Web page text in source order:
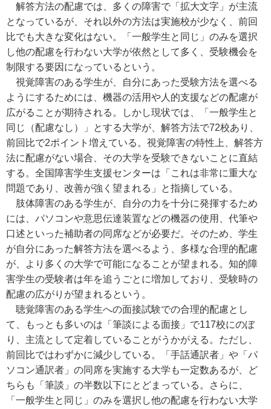
解答方法の配慮では、多くの障害で「拡大文字」が主流
となっているが、それ以外の方法は実施校が少なく、前回
比でも大きな変化はない。「一般学生と同じ」のみを選択
し他の配慮を行わない大学が依然として多く、受験機会を
制限する要因になっているという。
視覚障害のある学生が、自分にあった受験方法を選べる
ようにするためには、機器の活用や人的支援などの配慮が
広がることが期待される。しかし現状では、「一般学生と
同じ（配慮なし）」とする大学が、解答方法で72校あり、
前回比で2ポイント増えている。視覚障害の特性上、解答方
法に配慮がない場合、その大学を受験できないことに直結
する。全国障害学生支援センターは「これは非常に重大な
問題であり、改善が強く望まれる」と指摘している。
肢体障害のある学生が、自分の力を十分に発揮するため
には、パソコンや意思伝達装置などの機器の使用、代筆や
口述といった補助者の同席などが必要だ。そのため、学生
が自分にあった解答方法を選べるよう、多様な合理的配慮
が、より多くの大学で可能になることが望まれる。知的障
害学生の受験者は年を追うごとに増加しており、受験時の
配慮の広がりが望まれるという。
聴覚障害のある学生への面接試験での合理的配慮とし
て、もっとも多いのは「筆談による面接」で117校にのぼ
り、主流として定着していることがうかがえる。ただし、
前回比ではわずかに減少している。「手話通訳者」や「パ
ソコン通訳者」の同席を実施する大学も一定数あるが、ど
ちらも「筆談」の半数以下にとどまっている。さらに、
「一般学生と同じ」のみを選択し他の配慮を行わない大学